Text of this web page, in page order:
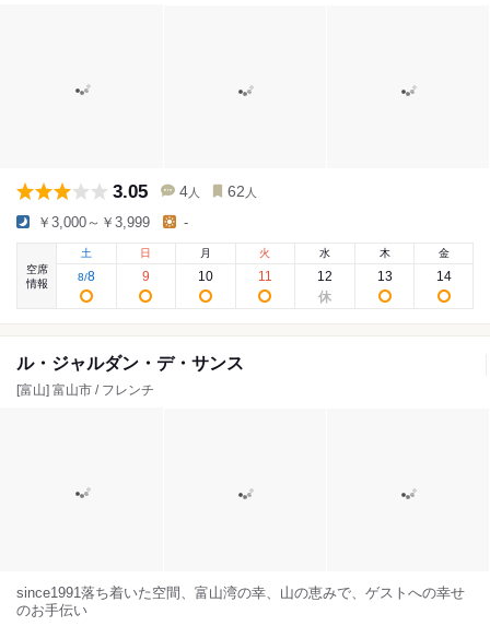
3.05 4 人 62 人
￥3,000～￥3,999 -
空席
情報
土
8/8
日
9
月
10
火
11
水
12
木
13
金
14
ル・ジャルダン・デ・サンス
[富山] 富山市 / フレンチ
since1991落ち着いた空間、富山湾の幸、山の恵みで、ゲストへの幸せ
のお手伝い